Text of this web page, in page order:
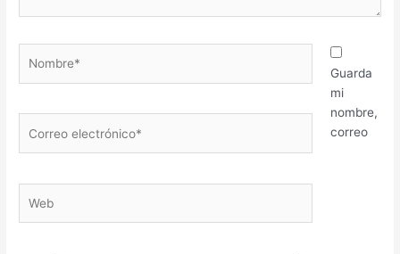
electrónico*
Guarda
mi
nombre,
correo